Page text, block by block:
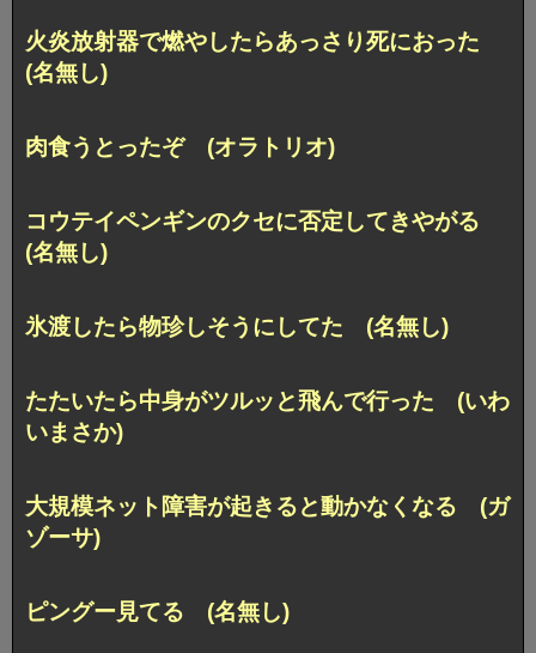
火炎放射器で燃やしたらあっさり死におった
(名無し)
肉食うとったぞ (オラトリオ)
コウテイペンギンのクセに否定してきやがる
(名無し)
氷渡したら物珍しそうにしてた (名無し)
たたいたら中身がツルッと飛んで行った (いわ
いまさか)
大規模ネット障害が起きると動かなくなる (ガ
ゾーサ)
ピングー見てる (名無し)